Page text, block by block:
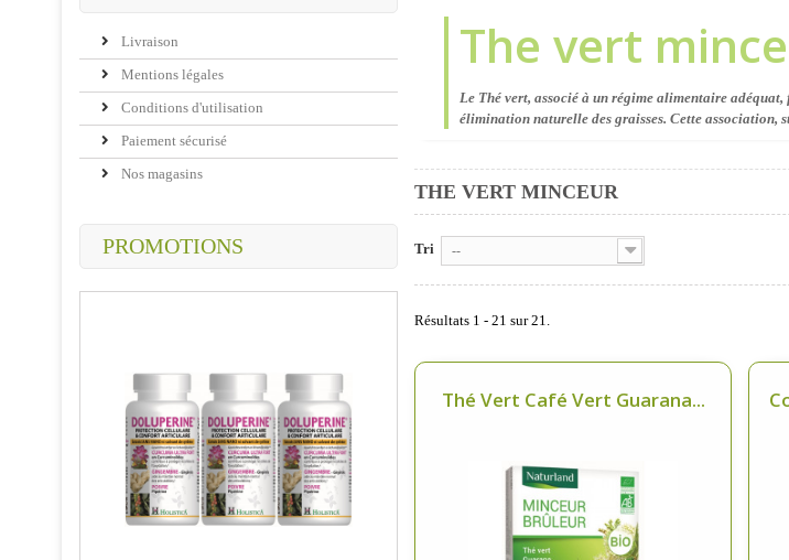
Livraison
Mentions légales
Conditions d'utilisation
Paiement sécurisé
Nos magasins
PROMOTIONS
The vert
Le Thé vert, associé à un régime alimentaire
élimination naturelle des graisses. Cette association,
THE VERT MINCEUR
Tri --
Résultats 1 - 21 sur 21.
Thé Vert Café Vert Guarana...